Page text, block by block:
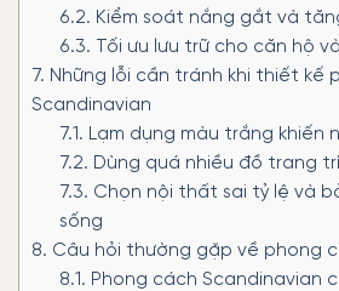
6.2. Kiểm soát nắng gắt và
6.3. Tối ưu lưu trữ cho căn hộ
7. Những lỗi cần tránh khi thiết kế
Scandinavian
7.1. Lạm dụng màu trắng khiến
7.2. Dùng quá nhiều đồ trang trí
7.3. Chọn nội thất sai tỷ lệ và
sống
8. Câu hỏi thường gặp về phong
8.1. Phong cách Scandinavian